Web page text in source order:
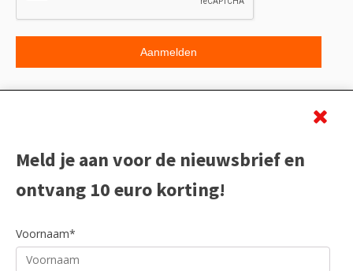
Meld je aan voor de nieuwsbrief en
ontvang 10 euro korting!
Voornaam*